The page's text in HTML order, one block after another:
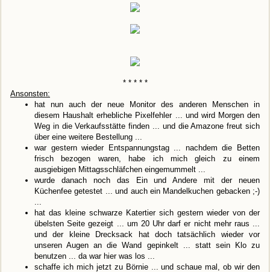
* * * * *
Ansonsten:
hat nun auch der neue Monitor des anderen Menschen in
diesem Haushalt erhebliche Pixelfehler ... und wird Morgen den
Weg in die Verkaufsstätte finden ... und die Amazone freut sich
über eine weitere Bestellung ...
war gestern wieder Entspannungstag ... nachdem die Betten
frisch bezogen waren, habe ich mich gleich zu einem
ausgiebigen Mittagsschläfchen eingemummelt ...
wurde danach noch das Ein und Andere mit der neuen
Küchenfee getestet ... und auch ein Mandelkuchen gebacken ;-)
hat das kleine schwarze Katertier sich gestern wieder von der
übelsten Seite gezeigt ... um 20 Uhr darf er nicht mehr raus ...
und der kleine Drecksack hat doch tatsächlich wieder vor
unseren Augen an die Wand gepinkelt ... statt sein Klo zu
benutzen ... da war hier was los ...
schaffe ich mich jetzt zu Börnie ... und schaue mal, ob wir den